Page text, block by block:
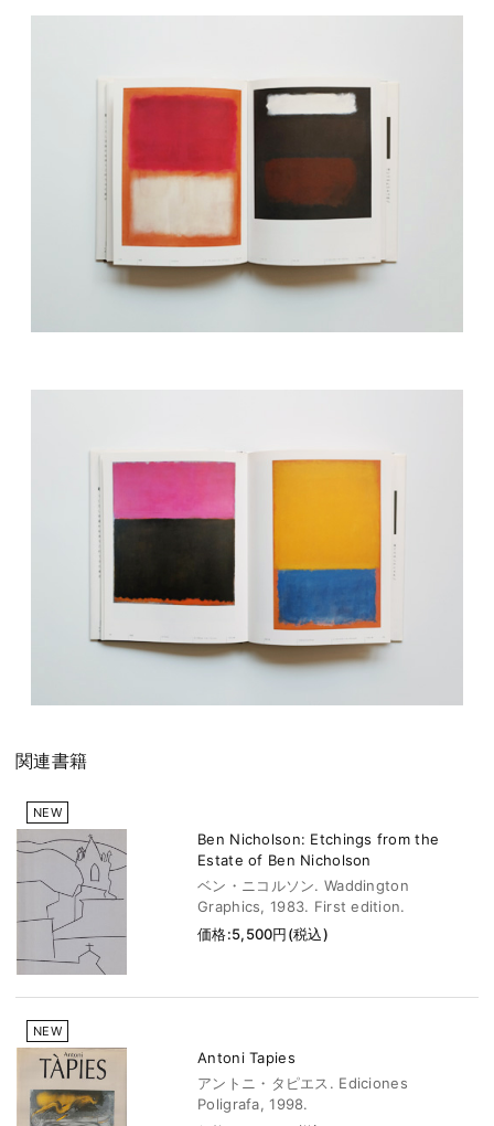
関連書籍
NEW
Ben Nicholson: Etchings from the
Estate of Ben Nicholson
ベン・ニコルソン. Waddington
Graphics, 1983. First edition.
価格:5,500円(税込)
NEW
Antoni Tapies
アントニ・タピエス. Ediciones
Poligrafa, 1998.